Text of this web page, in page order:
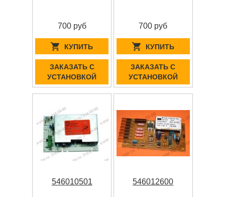
700 руб
КУПИТЬ
ЗАКАЗАТЬ С
УСТАНОВКОЙ
700 руб
КУПИТЬ
ЗАКАЗАТЬ С
УСТАНОВКОЙ
546010501 546012600